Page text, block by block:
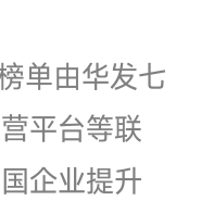
单由华发七
平台等联
企业提升